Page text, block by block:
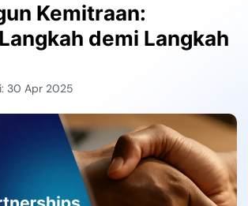
Kemitraan:
demi Langkah
30 Apr 2025